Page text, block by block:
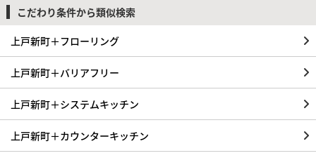
こだわり条件から類似検索
上戸新町＋フローリング
上戸新町＋バリアフリー
上戸新町＋システムキッチン
上戸新町＋カウンターキッチン